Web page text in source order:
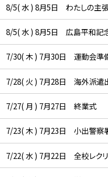
8/5( 水 ) 8月5日 わたしの主
8/5( 水 ) 8月5日 広島平和記
7/30( 木 ) 7月30日 運動会準
7/28( 火 ) 7月28日 海外派遣
7/27( 月 ) 7月27日 終業式
7/23( 木 ) 7月23日 小出警察
7/22( 水 ) 7月22日 全校レクリ